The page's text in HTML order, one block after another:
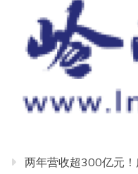
两年营收超300亿元！